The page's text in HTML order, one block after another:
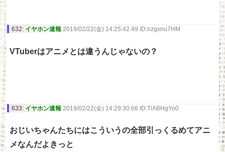
632: イヤホン速報 2019/02/22(金) 14:25:42.49 ID:nzgxnu7HM
VTuberはアニメとは違うんじゃないの？
633: イヤホン速報 2019/02/22(金) 14:29:30.66 ID:TiABHgYo0
おじいちゃんたちにはこういうの全部引っくるめてアニ
メなんだよきっと